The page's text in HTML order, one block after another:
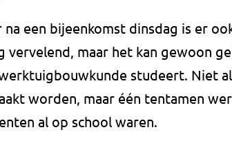
na een bijeenkomst dinsdag is er
vervelend, maar het kan gewoon
studeert. Niet
worden, maar één tentamen
al op school waren.